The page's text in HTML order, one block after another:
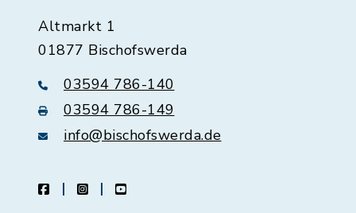
Altmarkt 1
01877 Bischofswerda
03594 786-140
03594 786-149
info@bischofswerda.de
facebookinstagramyoutube